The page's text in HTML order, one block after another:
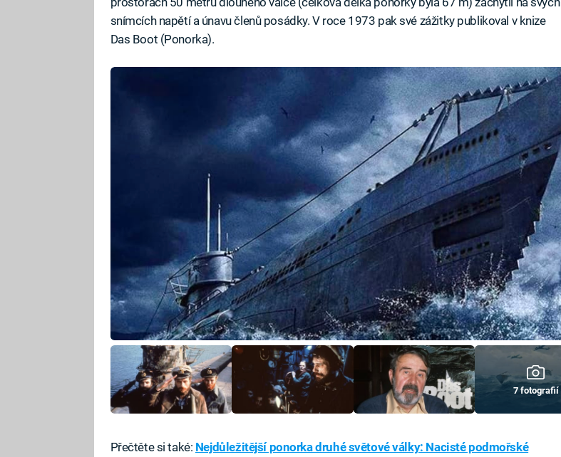
snímcích napětí a únavu členů posádky. V roce 1973 pak své zážitky publikoval v knize
Das Boot (Ponorka).
7 fotografií
Přečtěte si také: Nejdůležitější ponorka druhé světové války: Nacisté podmořské